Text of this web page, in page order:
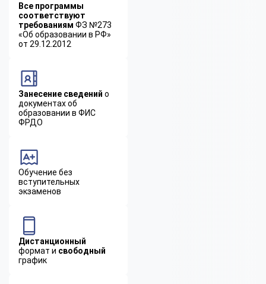
Все программы
соответствуют
требованиям ФЗ №273
«Об образовании в РФ»
от 29.12.2012
Занесение сведений о
документах об
образовании в ФИС
ФРДО
Обучение без
вступительных
экзаменов
Дистанционный
формат и свободный
график